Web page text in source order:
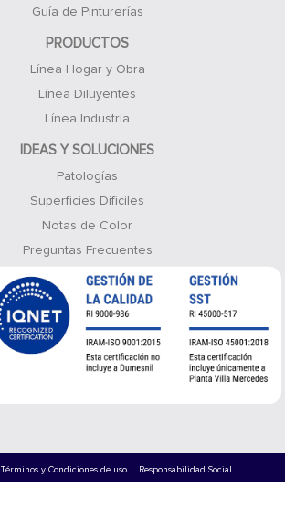
Guía de Pinturerías
PRODUCTOS
Línea Hogar y Obra
Línea Diluyentes
Línea Industria
IDEAS Y SOLUCIONES
Patologías
Superficies Difíciles
Notas de Color
Preguntas Frecuentes
Términos y Condiciones de uso Responsabilidad Social